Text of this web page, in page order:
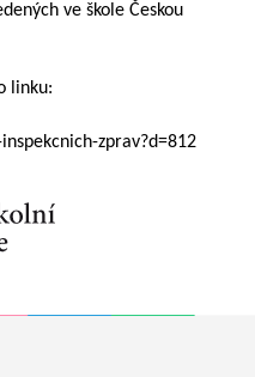
ve škole Českou
linku:
zprav?d=812